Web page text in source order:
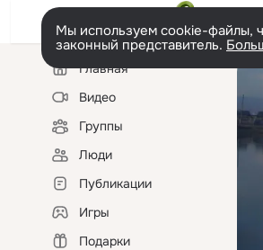
Мы используем cookie-файлы,
законный представитель.
Левая
колонкаГлавная
Видео
Группы
Люди
Публикации
Игры
Подарки